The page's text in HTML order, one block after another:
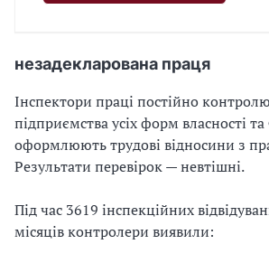
незадекларована праця
Інспектори праці постійно
підприємства усіх форм власності
оформлюють трудові відносини з
Результати перевірок — невтішні.
Під час 3619 інспекційних
місяців контролери виявили: